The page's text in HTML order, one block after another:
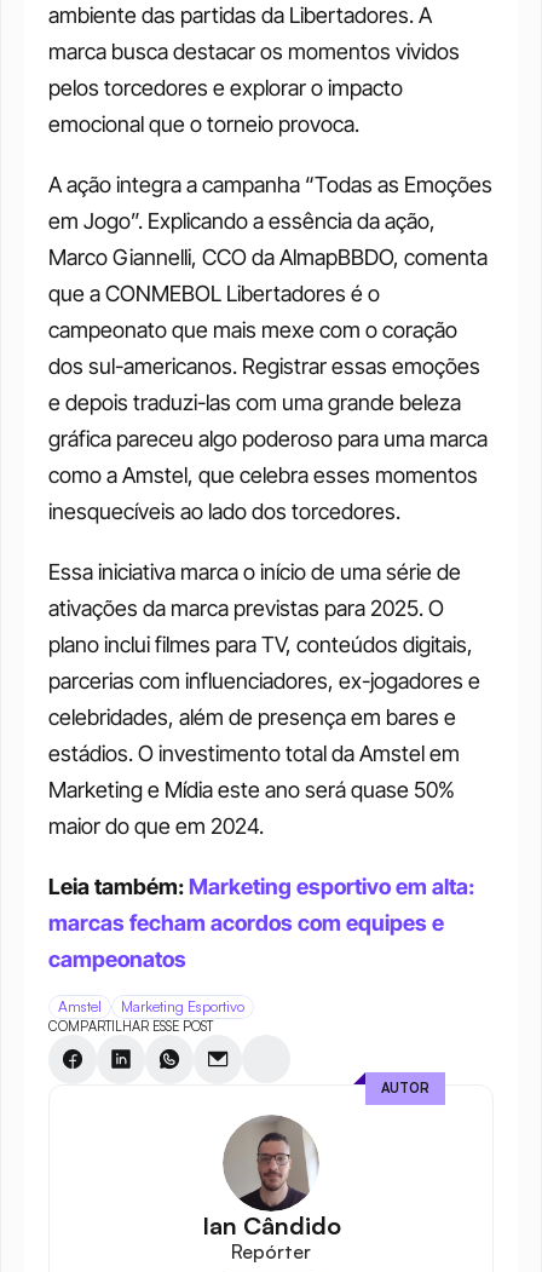
ambiente das partidas da Libertadores. A
marca busca destacar os momentos vividos
pelos torcedores e explorar o impacto
emocional que o torneio provoca.
A ação integra a campanha “Todas as Emoções
em Jogo”. Explicando a essência da ação,
Marco Giannelli, CCO da AlmapBBDO, comenta
que a CONMEBOL Libertadores é o
campeonato que mais mexe com o coração
dos sul-americanos. Registrar essas emoções
e depois traduzi-las com uma grande beleza
gráfica pareceu algo poderoso para uma marca
como a Amstel, que celebra esses momentos
inesquecíveis ao lado dos torcedores.
Essa iniciativa marca o início de uma série de
ativações da marca previstas para 2025. O
plano inclui filmes para TV, conteúdos digitais,
parcerias com influenciadores, ex-jogadores e
celebridades, além de presença em bares e
estádios. O investimento total da Amstel em
Marketing e Mídia este ano será quase 50%
maior do que em 2024.
Leia também: Marketing esportivo em alta:
marcas fecham acordos com equipes e
campeonatos
Amstel Marketing Esportivo
COMPARTILHAR ESSE POST
Ian Cândido
Repórter
AUTOR